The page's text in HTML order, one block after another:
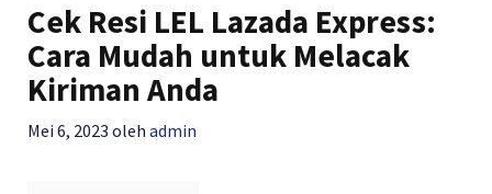
Cek Resi LEL Lazada Express:
Cara Mudah untuk Melacak
Kiriman Anda
Mei 6, 2023 olehadmin